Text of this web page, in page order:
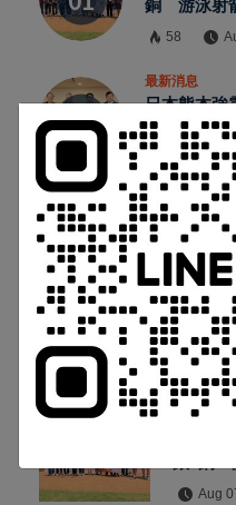
銅 游泳射
58
最新消息
日本熊本
300萬元善
59
最新消息
2026城鎮
網路降速演
熱門新聞
最新消息
2026
銀4銅
Aug